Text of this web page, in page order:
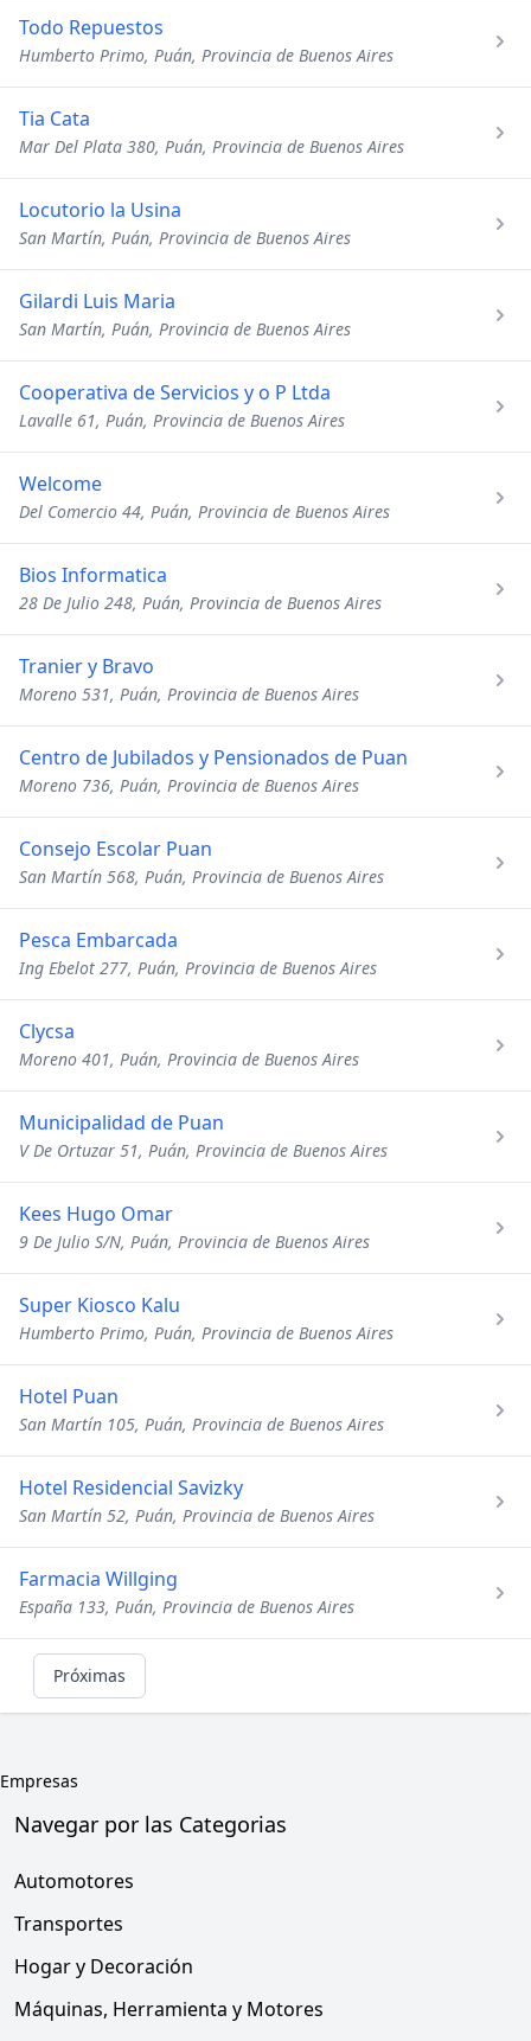
Todo Repuestos
Humberto Primo, Puán, Provincia de Buenos Aires
Tia Cata
Mar Del Plata 380, Puán, Provincia de Buenos Aires
Locutorio la Usina
San Martín, Puán, Provincia de Buenos Aires
Gilardi Luis Maria
San Martín, Puán, Provincia de Buenos Aires
Cooperativa de Servicios y o P Ltda
Lavalle 61, Puán, Provincia de Buenos Aires
Welcome
Del Comercio 44, Puán, Provincia de Buenos Aires
Bios Informatica
28 De Julio 248, Puán, Provincia de Buenos Aires
Tranier y Bravo
Moreno 531, Puán, Provincia de Buenos Aires
Centro de Jubilados y Pensionados de Puan
Moreno 736, Puán, Provincia de Buenos Aires
Consejo Escolar Puan
San Martín 568, Puán, Provincia de Buenos Aires
Pesca Embarcada
Ing Ebelot 277, Puán, Provincia de Buenos Aires
Clycsa
Moreno 401, Puán, Provincia de Buenos Aires
Municipalidad de Puan
V De Ortuzar 51, Puán, Provincia de Buenos Aires
Kees Hugo Omar
9 De Julio S/N, Puán, Provincia de Buenos Aires
Super Kiosco Kalu
Humberto Primo, Puán, Provincia de Buenos Aires
Hotel Puan
San Martín 105, Puán, Provincia de Buenos Aires
Hotel Residencial Savizky
San Martín 52, Puán, Provincia de Buenos Aires
Farmacia Willging
España 133, Puán, Provincia de Buenos Aires
Próximas
Empresas
Navegar por las Categorias
Automotores
Transportes
Hogar y Decoración
Máquinas, Herramienta y Motores